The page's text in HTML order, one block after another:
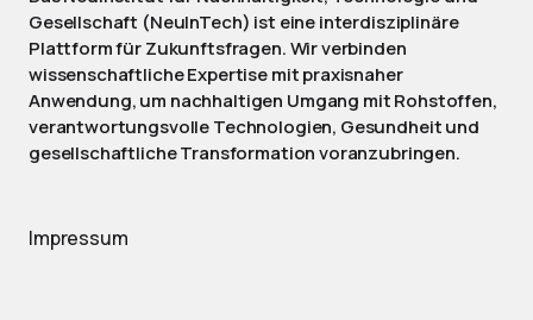
Gesellschaft (NeuInTech) ist eine interdisziplinäre
Plattform für Zukunftsfragen. Wir verbinden
wissenschaftliche Expertise mit praxisnaher
Anwendung, um nachhaltigen Umgang mit Rohstoffen,
verantwortungsvolle Technologien, Gesundheit und
gesellschaftliche Transformation voranzubringen.
Impressum